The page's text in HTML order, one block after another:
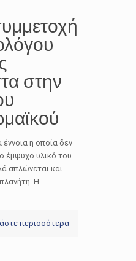
στην
έννοια η οποία δεν
έμψυχο υλικό του
απλώνεται και
Η
περισσότερα